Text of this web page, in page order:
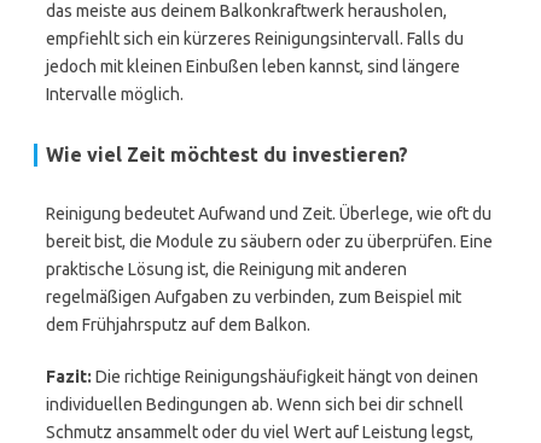
das meiste aus deinem Balkonkraftwerk herausholen,
empfiehlt sich ein kürzeres Reinigungsintervall. Falls du
jedoch mit kleinen Einbußen leben kannst, sind längere
Intervalle möglich.
Wie viel Zeit möchtest du investieren?
Reinigung bedeutet Aufwand und Zeit. Überlege, wie oft du
bereit bist, die Module zu säubern oder zu überprüfen. Eine
praktische Lösung ist, die Reinigung mit anderen
regelmäßigen Aufgaben zu verbinden, zum Beispiel mit
dem Frühjahrsputz auf dem Balkon.
Fazit: Die richtige Reinigungshäufigkeit hängt von deinen
individuellen Bedingungen ab. Wenn sich bei dir schnell
Schmutz ansammelt oder du viel Wert auf Leistung legst,